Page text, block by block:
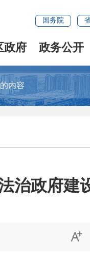
国务院
政府 政务公开
治政府建
